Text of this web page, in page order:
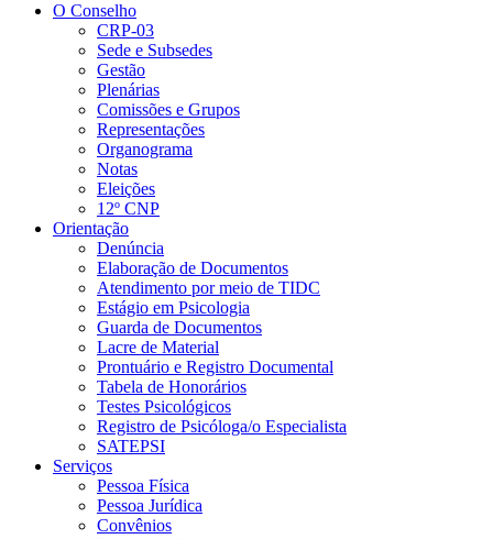
O Conselho
CRP-03
Sede e Subsedes
Gestão
Plenárias
Comissões e Grupos
Representações
Organograma
Notas
Eleições
12º CNP
Orientação
Denúncia
Elaboração de Documentos
Atendimento por meio de TIDC
Estágio em Psicologia
Guarda de Documentos
Lacre de Material
Prontuário e Registro Documental
Tabela de Honorários
Testes Psicológicos
Registro de Psicóloga/o Especialista
SATEPSI
Serviços
Pessoa Física
Pessoa Jurídica
Convênios